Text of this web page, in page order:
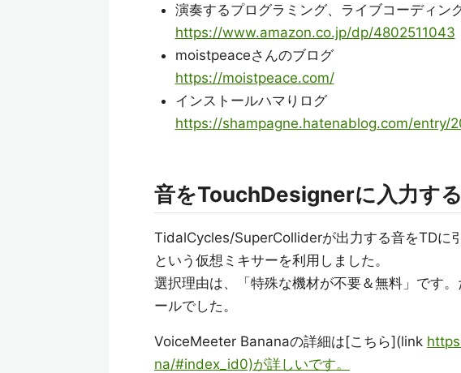
演奏するプログラミング、ライブコーディン
https://www.amazon.co.jp/dp/4802511043
moistpeaceさんのブログ
https://moistpeace.com/
インストールハマりログ
https://shampagne.hatenablog.com/entry/
音をTouchDesignerに入力する
TidalCycles/SuperColliderが出力する音をTDに
という仮想ミキサーを利用しました。
選択理由は、「特殊な機材が不要＆無料」です
ールでした。
VoiceMeeter Bananaの詳細は[こちら](link
na/#index_id0)が詳しいです。